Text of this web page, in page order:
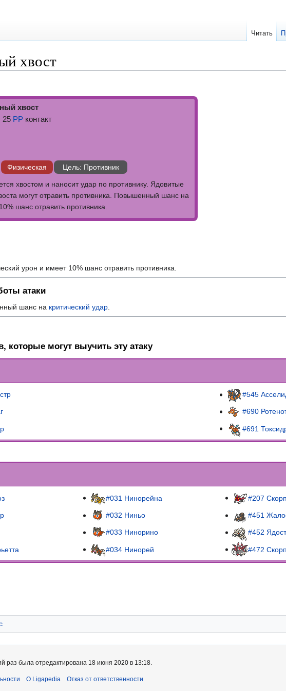
хвост
хвост
25 PP контакт
Физическая
Цель: Противник
хвостом и наносит удар по противнику. Ядовитые
могут отравить противника. Повышенный шанс на
шанс отравить противника.
урон и имеет 10% шанс отравить противника.
атаки
шанс на критический удар.
которые могут выучить эту атаку
#545
#690
#691
#031 Нинорейна
#032 Ниньо
#033 Нинорино
#034 Нинорей
#207
#451
#452
#472
Читать
раз была отредактирована 18 июня 2020 в 13:18.
О Ligapedia Отказ от ответственности